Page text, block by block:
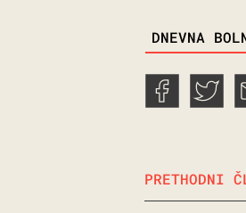
DNEVNA
PRETHODNI